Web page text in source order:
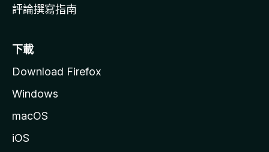
評論撰寫指南
下載
Download Firefox
Windows
macOS
iOS